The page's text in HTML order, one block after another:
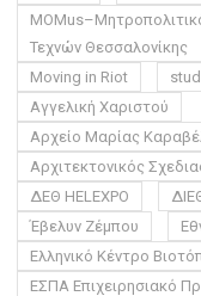
Τεχνών Θεσσαλονίκης
Moving in Riot
Αγγελική Χαριστού
Αρχείο Μαρίας
Αρχιτεκτονικός
ΔΕΘ HELEXPO
Έβελυν Ζέμπου
Ελληνικό Κέντρο
ΕΣΠΑ Επιχειρησιακό